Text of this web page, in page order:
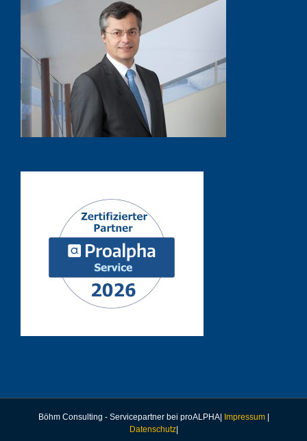
Böhm Consulting - Servicepartner bei proALPHA| Impressum|
Datenschutz|